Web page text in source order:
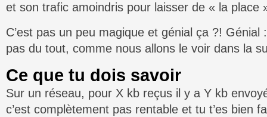
et son trafic amoindris pour laisser de « la place
C’est pas un peu magique et génial ça ?! Génial
pas du tout, comme nous allons le voir dans la
Ce que tu dois savoir
Sur un réseau, pour X kb reçus il y a Y kb
c’est complètement pas rentable et tu t’es bien